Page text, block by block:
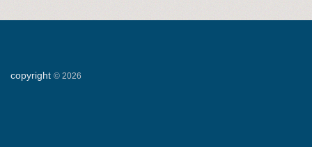
copyright © 2026